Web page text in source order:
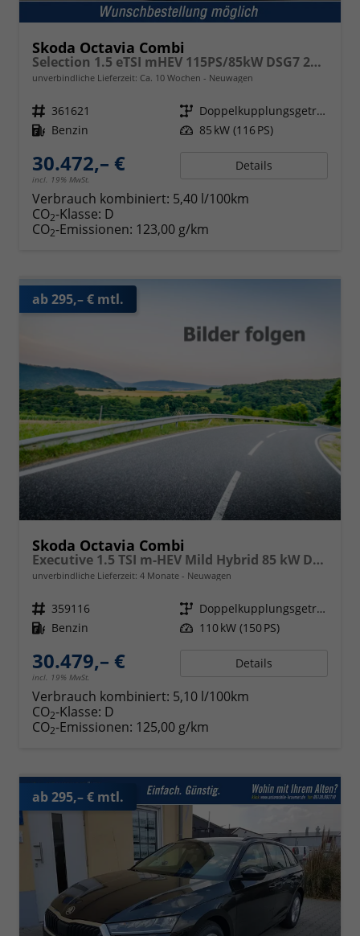
Skoda Octavia Combi
Selection 1.5 eTSI mHEV 115PS/85kW DSG7 2026
unverbindliche Lieferzeit: Ca. 10 Wochen Neuwagen
Fahrzeugnr. 361621 Getriebe
Doppelkupplungsgetriebe (DSG)
Kraftstoff Benzin Leistung 85 kW (116 PS)
30.472,– €
incl. 19% MwSt.
Details
Verbrauch kombiniert: 5,40 l/100km
CO2-Klasse: D
CO2-Emissionen: 123,00 g/km
ab 295,– € mtl.
Skoda Octavia Combi
Executive 1.5 TSI m-HEV Mild Hybrid 85 kW DSG,Navigationssystem, 17 Zoll Alufelgen, ACC, PDC, Klimaautomatik, Phone Box, Reserverad, Full LED, 4 Jahre Garantie
unverbindliche Lieferzeit: 4 Monate Neuwagen
Fahrzeugnr. 359116 Getriebe
Doppelkupplungsgetriebe (DSG)
Kraftstoff Benzin Leistung 110 kW (150 PS)
30.479,– €
incl. 19% MwSt.
Details
Verbrauch kombiniert: 5,10 l/100km
CO2-Klasse: D
CO2-Emissionen: 125,00 g/km
ab 295,– € mtl.